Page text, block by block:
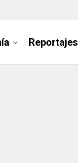
Reportajes